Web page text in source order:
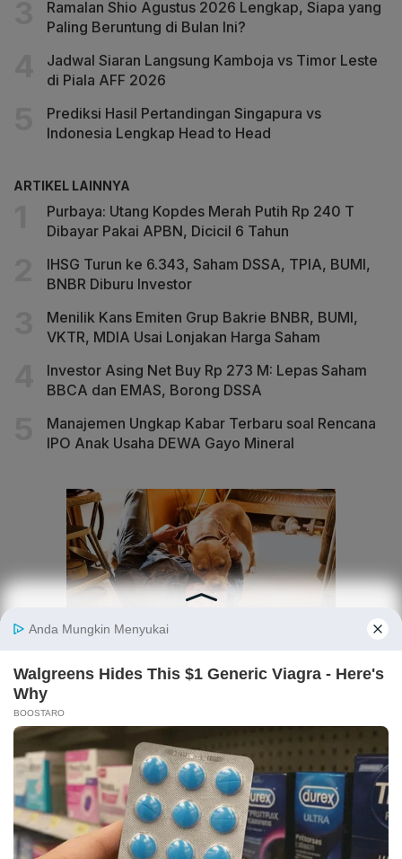
Ramalan Shio Agustus 2026 Lengkap, Siapa yang
Paling Beruntung di Bulan Ini?
Jadwal Siaran Langsung Kamboja vs Timor Leste
di Piala AFF 2026
Prediksi Hasil Pertandingan Singapura vs
Indonesia Lengkap Head to Head
ARTIKEL LAINNYA
Purbaya: Utang Kopdes Merah Putih Rp 240 T
Dibayar Pakai APBN, Dicicil 6 Tahun
IHSG Turun ke 6.343, Saham DSSA, TPIA, BUMI,
BNBR Diburu Investor
Menilik Kans Emiten Grup Bakrie BNBR, BUMI,
VKTR, MDIA Usai Lonjakan Harga Saham
Investor Asing Net Buy Rp 273 M: Lepas Saham
BBCA dan EMAS, Borong DSSA
Manajemen Ungkap Kabar Terbaru soal Rencana
IPO Anak Usaha DEWA Gayo Mineral